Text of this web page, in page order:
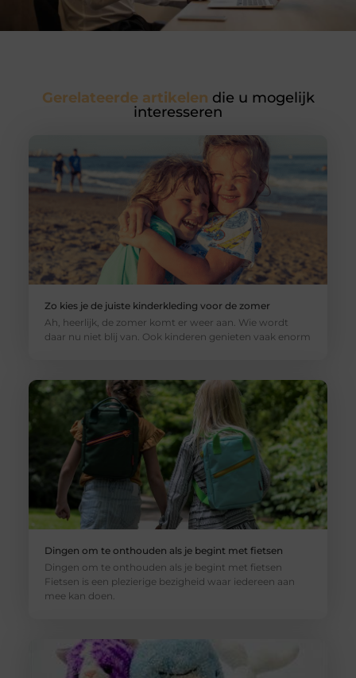
Gerelateerde artikelen die u mogelijk
interesseren
Zo kies je de juiste kinderkleding voor de zomer
Ah, heerlijk, de zomer komt er weer aan. Wie wordt
daar nu niet blij van. Ook kinderen genieten vaak enorm
Dingen om te onthouden als je begint met fietsen
Dingen om te onthouden als je begint met fietsen
Fietsen is een plezierige bezigheid waar iedereen aan
mee kan doen.